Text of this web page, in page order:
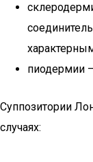
пиодермии
Суппозитории
случаях: